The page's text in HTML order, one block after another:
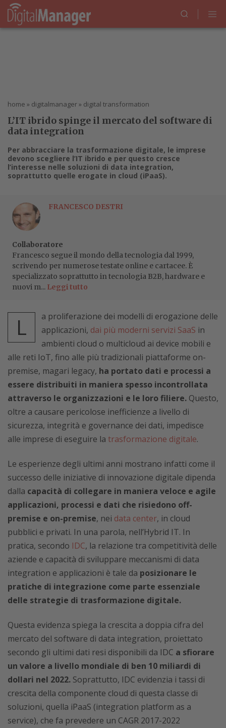
home » digitalmanager» digital transformation
L’IT ibrido spinge il mercato del software di
data integration
Per abbracciare la trasformazione digitale, le imprese
devono scegliere l’IT ibrido e per questo cresce
l’interesse nelle soluzioni di data integration,
soprattutto quelle erogate in cloud (iPaaS).
FRANCESCO DESTRI
Collaboratore
Francesco segue il mondo della tecnologia dal 1999,
scrivendo per numerose testate online e cartacee. È
specializzato soprattutto in tecnologia B2B, hardware e
nuovi m... Leggi tutto
L
a proliferazione dei modelli di erogazione delle
applicazioni, dai più moderni servizi SaaS in
ambienti cloud o multicloud ai device mobili e
alle reti IoT, fino alle più tradizionali piattaforme on-
premise, magari legacy, ha portato dati e processi a
essere distribuiti in maniera spesso incontrollata
attraverso le organizzazioni e le loro filiere. Questo,
oltre a causare pericolose inefficienze a livello di
sicurezza, integrità e governance dei dati, impedisce
alle imprese di eseguire la trasformazione digitale.
Le esperienze degli ultimi anni mostrano infatti come il
successo delle iniziative di innovazione digitale dipenda
dalla capacità di collegare in maniera veloce e agile
applicazioni, processi e dati che risiedono off-
premise e on-premise, nei data center, in cloud
pubblici e privati. In una parola, nell’Hybrid IT. In
pratica, secondo IDC, la relazione tra competitività delle
aziende e capacità di sviluppare meccanismi di data
integration e applicazioni è tale da posizionare le
pratiche di integrazione come parte essenziale
delle strategie di trasformazione digitale.
Questa evidenza spiega la crescita a doppia cifra del
mercato del software di data integration, proiettato
secondo gli ultimi dati resi disponibili da IDC a sfiorare
un valore a livello mondiale di ben 10 miliardi di
dollari nel 2022. Soprattutto, IDC evidenzia i tassi di
crescita della componente cloud di questa classe di
soluzioni, quella iPaaS (integration platform as a
service), che fa prevedere un CAGR 2017-2022